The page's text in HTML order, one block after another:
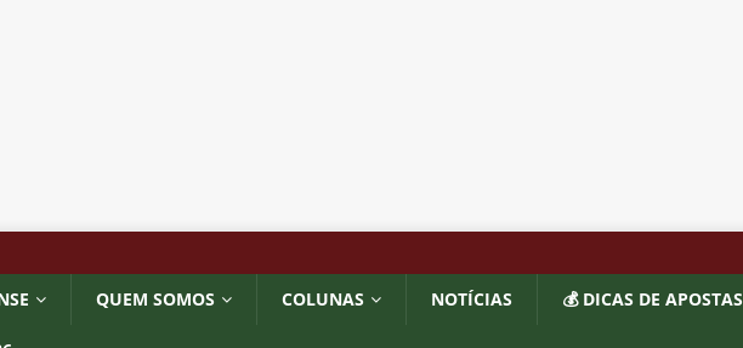
QUEM SOMOS COLUNAS NOTÍCIAS 💰 DICAS DE APOSTAS